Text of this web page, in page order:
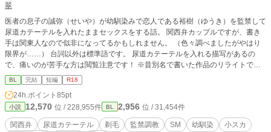
翠
医者の息子の誠弥（せいや）が幼馴染みで恋人である裕樹（ゆうき）を監禁して
尿道カテーテルを入れたままセックスをする話。 関西弁カップルですが、書き
手は関東人なので似非になってるかもしれません。 （色々調べましたがやはり
限界が……） 台詞以外は標準語です。 尿道カテーテルを入れる描写があるの
で、痛いのが苦手な方は閲覧注意です！ ※昔別名で書いた作品のリライトで、
加筆修正済みです。 エロシーンサンプル用にリライトしたので、二人の関係性
はこの作品では一切記載がありません。 2016年ムーンライトノベルズにアップ
した物の移植です。 ※別名でPixivに二次創作もアップしていますが、もし見付
けても他の方の目につく場所（感想欄とかコメント欄とか）で触れないで下さ
い。
BL 完結 短編 R18
24h.ポイント 85pt
小説 12,570 位 / 228,955件 BL 2,956 位 / 31,454件
関西弁 尿道カテーテル 剃毛 監禁調教 SM 幼馴染
小スカ